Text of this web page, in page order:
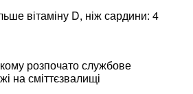
вітаміну D, ніж сардини: 4
розпочато службове
на сміттєзвалищі